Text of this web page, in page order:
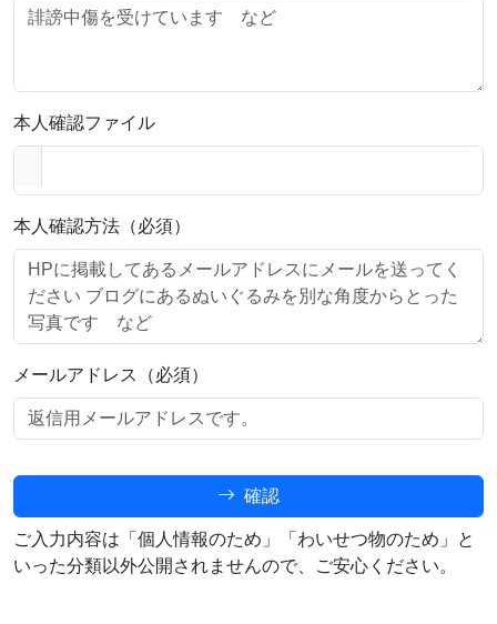
本人確認ファイル
本人確認方法（必須）
メールアドレス（必須）
確認
ご入力内容は「個人情報のため」「わいせつ物のため」と
いった分類以外公開されませんので、ご安心ください。